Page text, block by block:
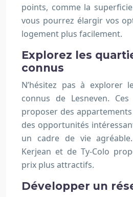
points, comme la
vous pourrez élargir vos
logement plus facilement.
Explorez les
connus
N’hésitez pas à explorer
connus de Lesneven.
proposer des
des opportunités
un cadre de vie
Kerjean et de Ty-Colo
prix plus attractifs.
Développer un